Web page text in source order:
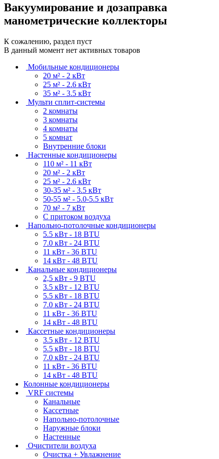
Вакуумирование и дозаправка
манометрические коллекторы
К сожалению, раздел пуст
В данный момент нет активных товаров
Мобильные кондиционеры
20 м² - 2 кВт
25 м² - 2.6 кВт
35 м² - 3.5 кВт
Мульти сплит-системы
2 комнаты
3 комнаты
4 комнаты
5 комнат
Внутренние блоки
Настенные кондиционеры
110 м² - 11 кВт
20 м² - 2 кВт
25 м² - 2.6 кВт
30-35 м² - 3.5 кВт
50-55 м² - 5.0-5.5 кВт
70 м² - 7 кВт
С притоком воздуха
Напольно-потолочные кондиционеры
5.5 кВт - 18 BTU
7.0 кВт - 24 BTU
11 кВт - 36 BTU
14 кВт - 48 BTU
Канальные кондиционеры
2,5 кВт - 9 BTU
3.5 кВт - 12 BTU
5.5 кВт - 18 BTU
7.0 кВт - 24 BTU
11 кВт - 36 BTU
14 кВт - 48 BTU
Кассетные кондиционеры
3.5 кВт - 12 BTU
5.5 кВт - 18 BTU
7.0 кВт - 24 BTU
11 кВт - 36 BTU
14 кВт - 48 BTU
Колонные кондиционеры
VRF системы
Канальные
Кассетные
Напольно-потолочные
Наружные блоки
Настенные
Очистители воздуха
Очистка + Увлажнение